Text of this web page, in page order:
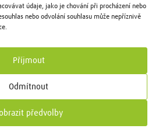
údaje, jako je chování při procházení nebo
nebo odvolání souhlasu může nepříznivě
Příjmout
Odmítnout
předvolby